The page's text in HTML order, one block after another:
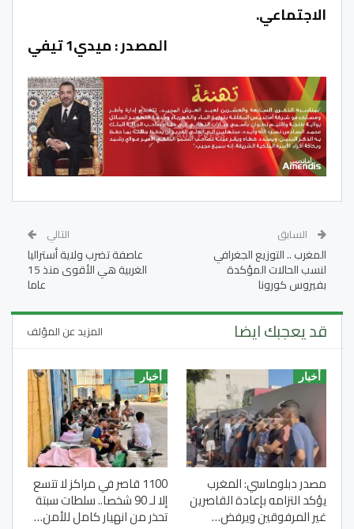
الاجتماعي.
المصدر : ميدي1 تيفي
السابق
المغرب .. التوزيع الجغرافي
لنسب الحالات المؤكدة
بفيروس كورونا
التالي
عاصفة تضرب ولاية أستراليا
الغربية هي الأقوى منذ 15
عاما
قد يعجبك ايضا المزيد عن المؤلف
أخبار
مصدر دبلوماسي: المغرب
يؤكد التزامه بإعادة القاصرين
غير المرفوقين ويرفض…
أخبار
1100 قاصر في مراكز لا تتسع
إلا لـ 90 شخصا.. سلطات سبتة
تحذر من انهيار كامل للأمن…